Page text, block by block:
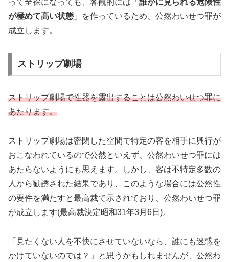
が極めて高い状態 」を作っているため、公然わいせつ罪が
成立します。
ストリップ劇場
ストリップ劇場で性器を露出することは公然わいせつ罪に
あたります。
ストリップ劇場は密閉した空間で特定の客を相手に興行が
おこなわれているので公然といえず、公然わいせつ罪には
あたらないようにも思えます。しかし、客は不特定多数の
人から勧誘された結果であり、このような場合には公然性
の要件を満たすと最高裁で示されており、公然わいせつ罪
が成立します(最高裁決定昭和31年3月6日)。
「見たくない人を不快にさせていないなら、誰にも迷惑を
かけていないのでは？」と思うかもしれませんが、公然わ